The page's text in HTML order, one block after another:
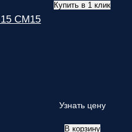
Купить в 1 клик
СМ15
Узнать цену
В корзину